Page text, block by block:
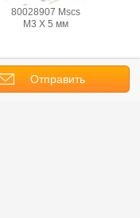
80028907 Mscs
M3 X 5 мм
Отправить